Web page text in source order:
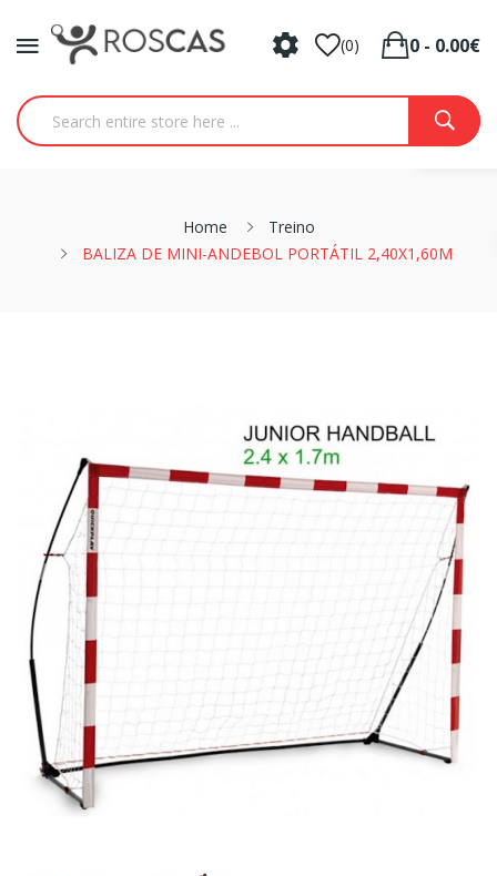
(0) 0 - 0.00€
Home
Treino
BALIZA DE MINI-ANDEBOL PORTÁTIL 2,40X1,60M